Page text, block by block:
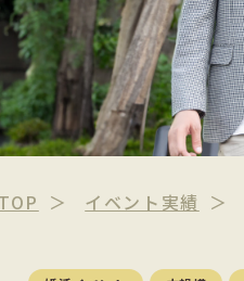
TOP イベント実績